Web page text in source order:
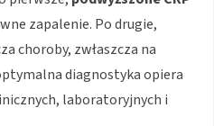
zapalenie. Po drugie,
choroby, zwłaszcza na
diagnostyka opiera
laboratoryjnych i